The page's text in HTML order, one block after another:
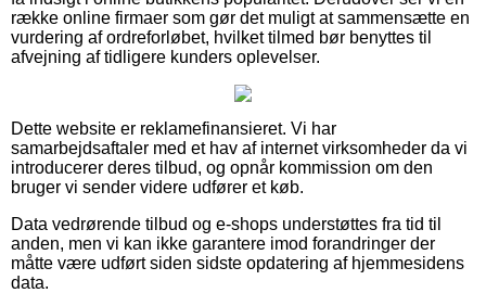
række online firmaer som gør det muligt at sammensætte en
vurdering af ordreforløbet, hvilket tilmed bør benyttes til
afvejning af tidligere kunders oplevelser.
Dette website er reklamefinansieret. Vi har
samarbejdsaftaler med et hav af internet virksomheder da vi
introducerer deres tilbud, og opnår kommission om den
bruger vi sender videre udfører et køb.
Data vedrørende tilbud og e-shops understøttes fra tid til
anden, men vi kan ikke garantere imod forandringer der
måtte være udført siden sidste opdatering af hjemmesidens
data.